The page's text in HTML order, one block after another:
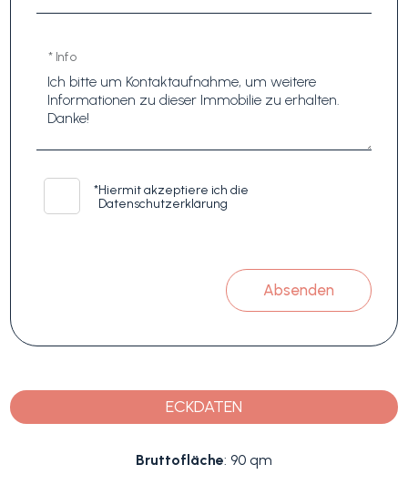
* Info
*Hiermit akzeptiere ich die
Datenschutzerklärung
Absenden
ECKDATEN
Bruttofläche: 90 qm